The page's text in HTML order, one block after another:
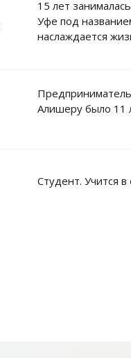
15 лет
Уфе под
наслаждается
Алишеру было 11
Студент. Учится